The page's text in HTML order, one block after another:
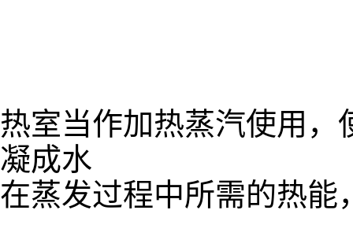
热室当作加热蒸汽使用
凝成水
在蒸发过程中所需的热能